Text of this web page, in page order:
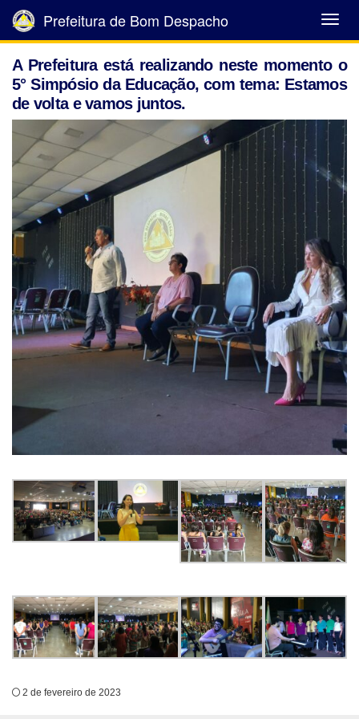
Abrir
Menu
Prefeitura de Bom Despacho
A Prefeitura está realizando neste momento o
5° Simpósio da Educação, com tema: Estamos
de volta e vamos juntos.
2 de fevereiro de 2023